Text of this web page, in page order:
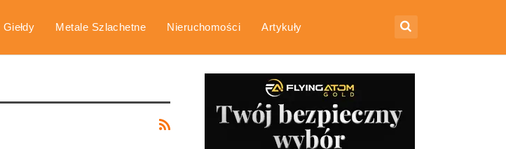
Giełdy Metale Szlachetne Nieruchomości Artykuły